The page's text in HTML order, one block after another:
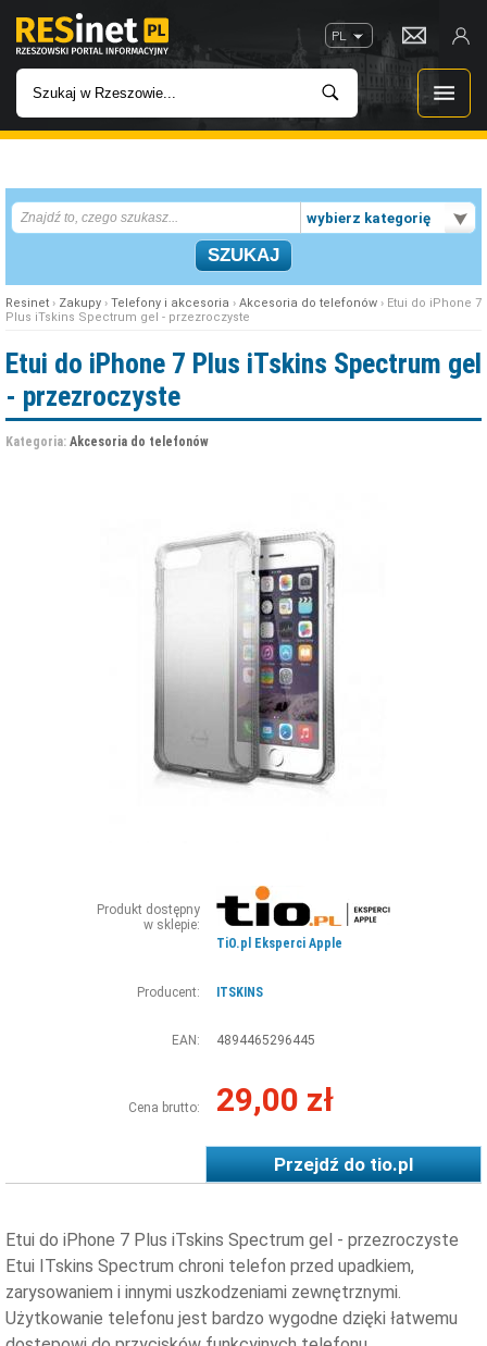
PL
INWESTYCJE
IMPREZY
W KINACH
wybierz kategorię
Resinet › Zakupy › Telefony i akcesoria › Akcesoria do telefonów › Etui do iPhone 7
Plus iTskins Spectrum gel - przezroczyste
Etui do iPhone 7 Plus iTskins Spectrum gel
- przezroczyste
Kategoria: Akcesoria do telefonów
Produkt dostępny
w sklepie:
TiO.pl Eksperci Apple
Producent: ITSKINS
EAN: 4894465296445
Cena brutto: 29,00 zł
Przejdź dotio.pl
Etui do iPhone 7 Plus iTskins Spectrum gel - przezroczyste
Etui ITskins Spectrum chroni telefon przed upadkiem,
zarysowaniem i innymi uszkodzeniami zewnętrznymi.
Użytkowanie telefonu jest bardzo wygodne dzięki łatwemu